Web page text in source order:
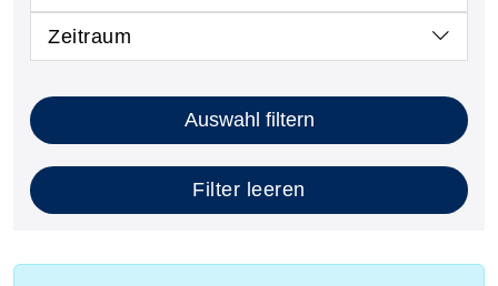
Zeitraum
Auswahl filtern
Filter leeren